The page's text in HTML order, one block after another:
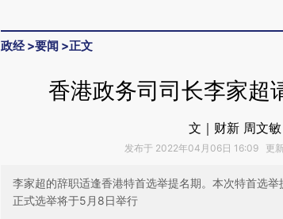
政经>要闻 >正文
香港政务司司长李家超
文｜财新 周文
发布于 2022年04月06日 16:09 更
李家超的辞职适逢香港特首选举提名期。本次特首选
正式选举将于5月8日举行